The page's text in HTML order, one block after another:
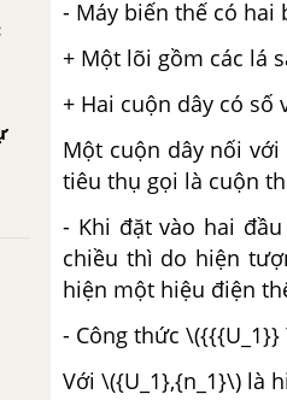
- Máy biến thế có hai
+ Một lõi gồm các lá
+ Hai cuộn dây có số
Một cuộn dây nối
tiêu thụ gọi là cuộn
- Khi đặt vào hai
chiều thì do hiện
hiện một hiệu điện
- Công thức
Với \({U_1},{n_1}\) là